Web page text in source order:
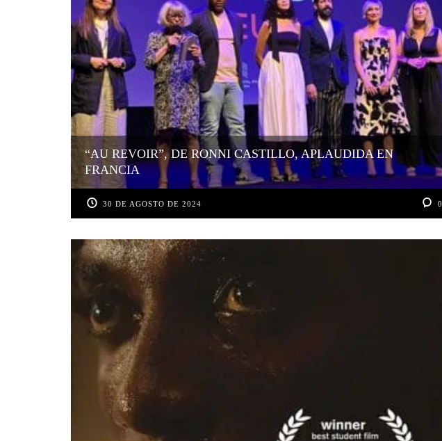
“AU REVOIR”, DE RONNI CASTILLO, APLAUDIDA EN
FRANCIA
30 DE AGOSTO DE 2024 0